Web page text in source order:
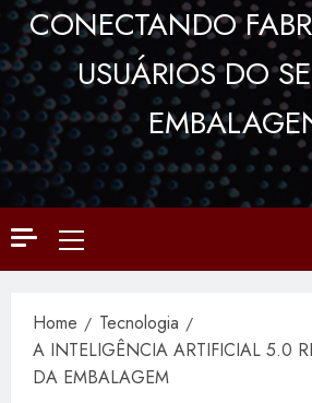
CONECTANDO
USUÁRIOS DO
Primary
Menu
Home
Tecnologia
A INTELIGÊNCIA ARTIFICIAL 5.0
DA EMBALAGEM